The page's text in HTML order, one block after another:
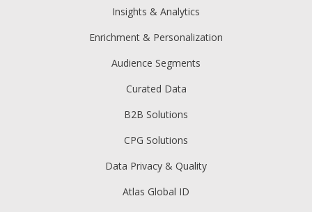
Insights & Analytics
Enrichment & Personalization
Audience Segments
Curated Data
B2B Solutions
CPG Solutions
Data Privacy & Quality
Atlas Global ID